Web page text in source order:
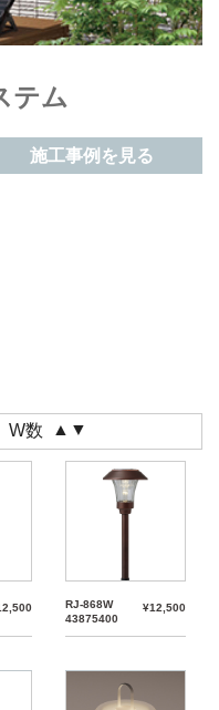
テム
施工事例を見る
W数 ▲ ▼
RJ-868W
43875400
¥12,500